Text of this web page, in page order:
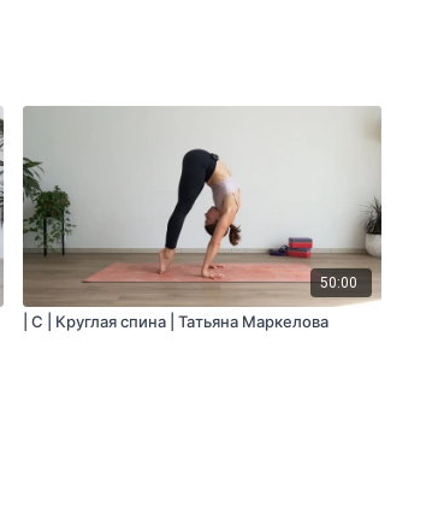
50:00
| C | Круглая спина | Татьяна Маркелова